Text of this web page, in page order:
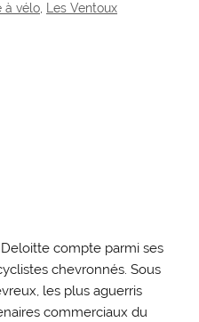
à vélo
Les Ventoux
compte parmi ses
chevronnés. Sous
les plus aguerris
commerciaux du